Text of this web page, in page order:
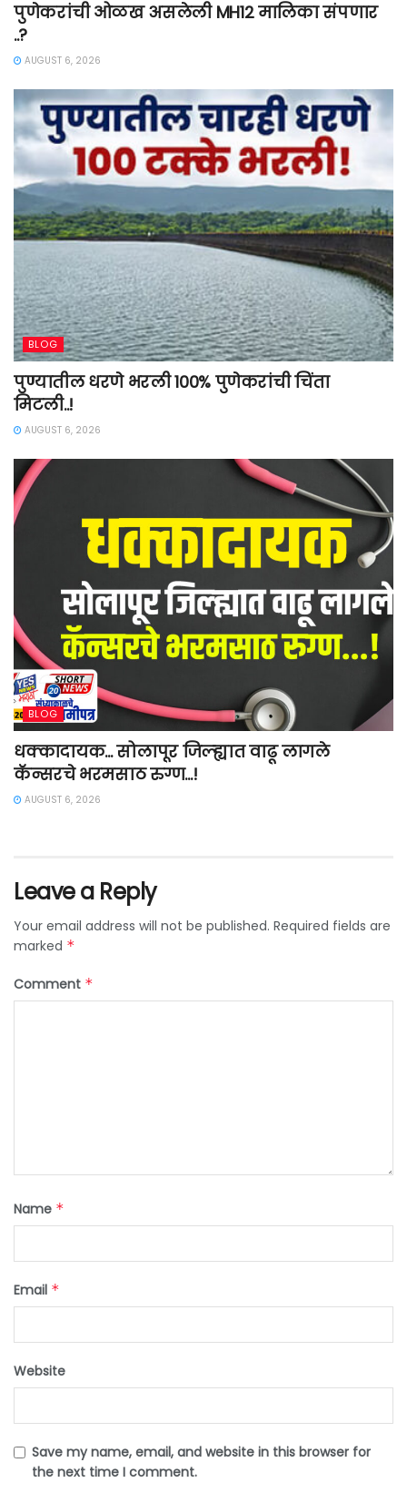
पुणेकरांची ओळख असलेली MH12 मालिका संपणार
..?
AUGUST 6, 2026
BLOG
पुण्यातील धरणे भरली 100% पुणेकरांची चिंता
मिटली..!
AUGUST 6, 2026
BLOG
धक्कादायक… सोलापूर जिल्ह्यात वाढू लागले
कॅन्सरचे भरमसाठ रुग्ण…!
AUGUST 6, 2026
Leave a Reply
Your email address will not be published. Required fields are
marked *
Comment *
Name *
Email *
Website
Save my name, email, and website in this browser for
the next time I comment.